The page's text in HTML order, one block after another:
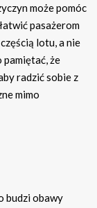
może pomóc
pasażerom
lotu, a nie
że
radzić sobie z
mimo
budzi obawy